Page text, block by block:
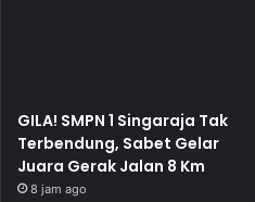
GILA! SMPN 1 Singaraja Tak
Terbendung, Sabet Gelar
Juara Gerak Jalan 8 Km
8 jam ago